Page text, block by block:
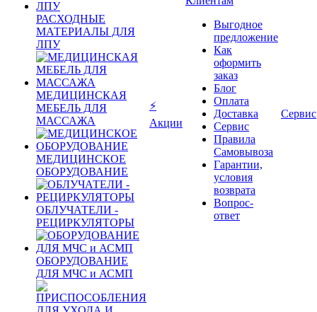
РАСХОДНЫЕ
МАТЕРИАЛЫ ДЛЯ
ЛПУ
МЕДИЦИНСКАЯ
МЕБЕЛЬ ДЛЯ
МАССАЖА
МЕДИЦИНСКОЕ
ОБОРУДОВАНИЕ
ОБЛУЧАТЕЛИ -
РЕЦИРКУЛЯТОРЫ
ОБОРУДОВАНИЕ
ДЛЯ МЧС и АСМП
⚡
Акции
Выгодное
предложение
Как
оформить
заказ
Блог
Оплата
Доставка
Сервис
Правила
Самовывоза
Гарантии,
условия
возврата
Вопрос-
ответ
Сервис